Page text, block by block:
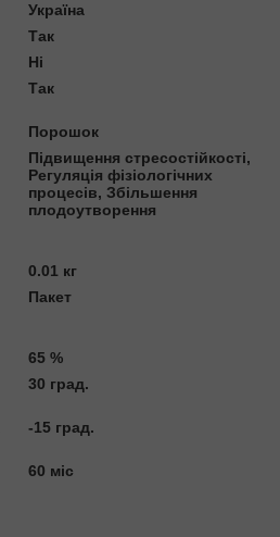
Україна
Так
Ні
Так
Порошок
Підвищення стресостійкості,
Регуляція фізіологічних
процесів, Збільшення
плодоутворення
0.01 кг
Пакет
65 %
30 град.
-15 град.
60 міс